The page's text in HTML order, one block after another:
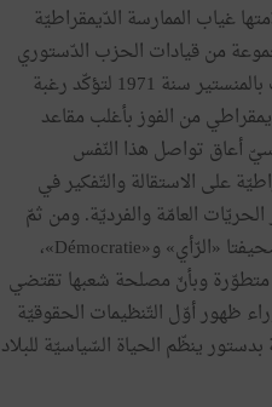
غياب الممارسة الدّيمقراطيّة
من قيادات الحزب الدّستوري
ومناضليه الدّعوة إلى إقرار الدّيمقراطيّة صلب هياكل الحزب . وجاءت نتائج مؤتمر الحزب بالمنستير سنة 1971 لتؤكّد رغبة
من الفوز بأغلب مقاعد
أعاق تواصل هذا النّفس
المنادية بالدّيمقراطيّة على الاستقالة والتّفكير في
العامّة والفرديّة. ومن ثمّ
تأسّست حركة الدّيمقراطيّين الاشتراكيّين والرّابطة التّونسيّة للدّفاع عن حقوق الإنسان وصحيفتا «الرّأي» و«Démocratie»،
متطوّرة وبأنّ مصلحة شعبها تقتضي
ظهور أوّل التّنظيمات الحقوقيّة
ينظّم الحياة السّياسيّة للبلاد